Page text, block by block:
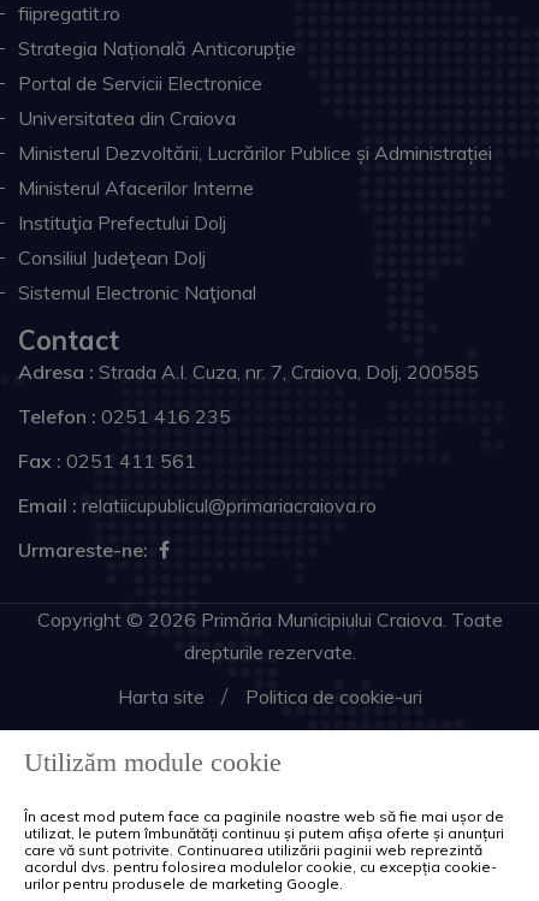
fiipregatit.ro
Strategia Națională Anticorupție
Portal de Servicii Electronice
Universitatea din Craiova
Ministerul Dezvoltării, Lucrărilor Publice și Administrației
Ministerul Afacerilor Interne
Instituţia Prefectului Dolj
Consiliul Judeţean Dolj
Sistemul Electronic Naţional
Contact
Adresa : Strada A.I. Cuza, nr. 7, Craiova, Dolj, 200585
Telefon : 0251 416 235
Fax : 0251 411 561
Email : relatiicupublicul@primariacraiova.ro
Urmareste-ne:
Copyright © 2026 Primăria Municipiului Craiova. Toate
drepturile rezervate.
Harta site
Politica de cookie-uri
Utilizăm module cookie
În acest mod putem face ca paginile noastre web să fie mai ușor de
utilizat, le putem îmbunătăți continuu și putem afișa oferte și anunțuri
care vă sunt potrivite. Continuarea utilizării paginii web reprezintă
acordul dvs. pentru folosirea modulelor cookie, cu excepția cookie-
urilor pentru produsele de marketing Google.